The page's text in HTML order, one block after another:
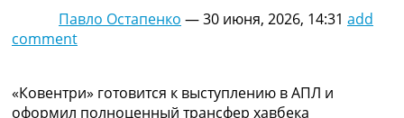
Таблицы групп Чемпионата Мира
Лига Чемпионов. Таблицы групп
Англия. Премьер-Лига
Павло Остапенко —30 июня, 2026, 14:31 add
comment
«Ковентри» готовится к выступлению в АПЛ и
оформил полноценный трансфер хавбека